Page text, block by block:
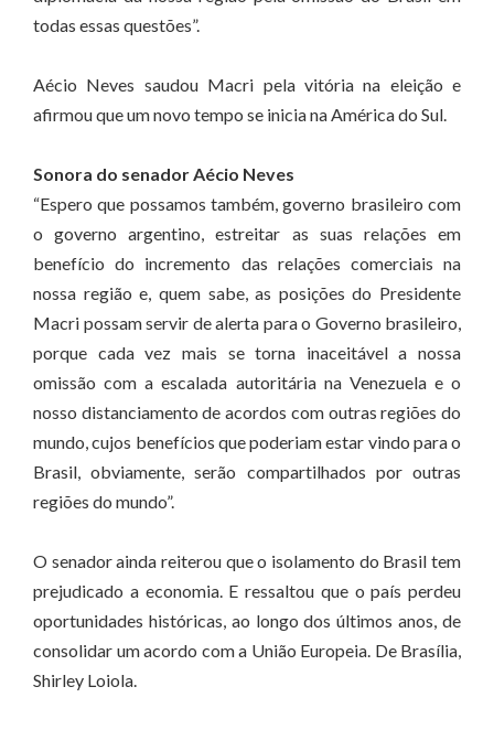
todas essas questões”.
Aécio Neves saudou Macri pela vitória na eleição e
afirmou que um novo tempo se inicia na América do Sul.
Sonora do senador Aécio Neves
“Espero que possamos também, governo brasileiro com
o governo argentino, estreitar as suas relações em
benefício do incremento das relações comerciais na
nossa região e, quem sabe, as posições do Presidente
Macri possam servir de alerta para o Governo brasileiro,
porque cada vez mais se torna inaceitável a nossa
omissão com a escalada autoritária na Venezuela e o
nosso distanciamento de acordos com outras regiões do
mundo, cujos benefícios que poderiam estar vindo para o
Brasil, obviamente, serão compartilhados por outras
regiões do mundo”.
O senador ainda reiterou que o isolamento do Brasil tem
prejudicado a economia. E ressaltou que o país perdeu
oportunidades históricas, ao longo dos últimos anos, de
consolidar um acordo com a União Europeia. De Brasília,
Shirley Loiola.